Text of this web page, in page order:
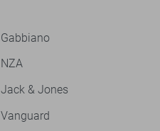
Gabbiano
NZA
Jack & Jones
Vanguard